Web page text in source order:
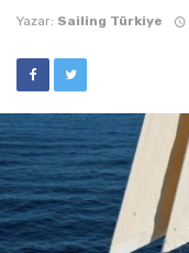
Yazar: Sailing Türkiye